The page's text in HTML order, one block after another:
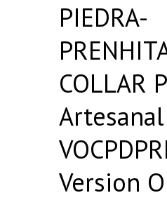
PIEDRA-
COLLAR
Version